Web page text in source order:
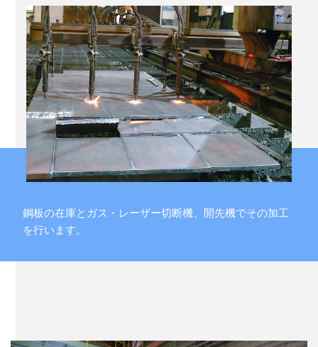
鋼板の在庫とガス・レーザー切断機、開先機でその加工
を行います。